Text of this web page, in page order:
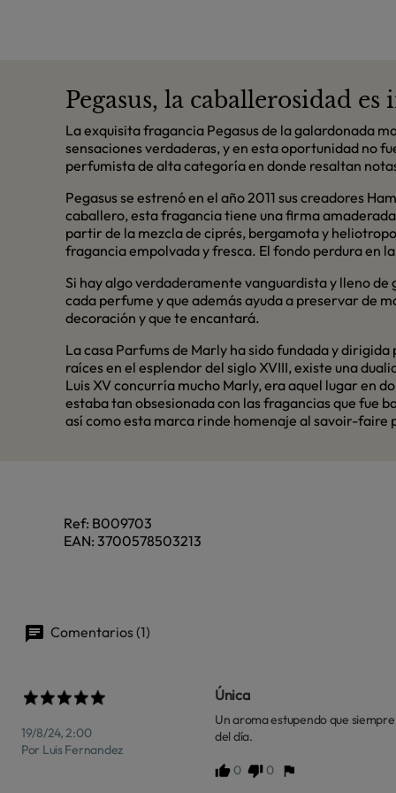
Pegasus, la caballerosidad
La exquisita fragancia Pegasus de la galardonada
sensaciones verdaderas, y en esta oportunidad no
perfumista de alta categoría en donde resaltan
Pegasus se estrenó en el año 2011 sus creadores
caballero, esta fragancia tiene una firma
partir de la mezcla de ciprés, bergamota y
fragancia empolvada y fresca. El fondo perdura en
Si hay algo verdaderamente vanguardista y lleno
cada perfume y que además ayuda a preservar de
decoración y que te encantará.
La casa Parfums de Marly ha sido fundada y
raíces en el esplendor del siglo XVIII, existe una
Luis XV concurría mucho Marly, era aquel lugar en
estaba tan obsesionada con las fragancias que fue
así como esta marca rinde homenaje al savoir-
Ref: B009703
EAN: 3700578503213
Comentarios (1)
19/8/24, 2:00
Por Luis Fernandez
Única
Un aroma estupendo que
del día.
0 0